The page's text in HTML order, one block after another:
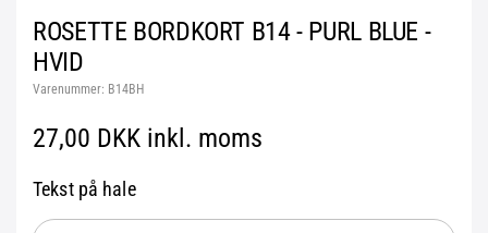
ROSETTE BORDKORT B14 - PURL BLUE -
HVID
Varenummer: B14BH
27,00 DKK inkl. moms
Tekst på hale